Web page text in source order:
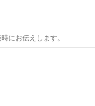
にお伝えします。